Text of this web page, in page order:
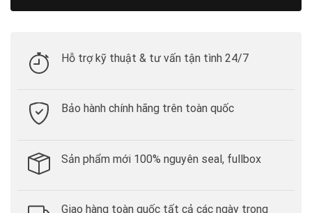
Hỗ trợ kỹ thuật & tư vấn tận tình 24/7
Bảo hành chính hãng trên toàn quốc
Sản phẩm mới 100% nguyên seal, fullbox
Giao hàng toàn quốc tất cả các ngày trong